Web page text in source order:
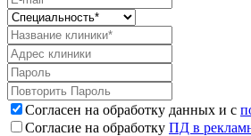
Согласен на обработку данных и с
Согласие на обработку ПД в